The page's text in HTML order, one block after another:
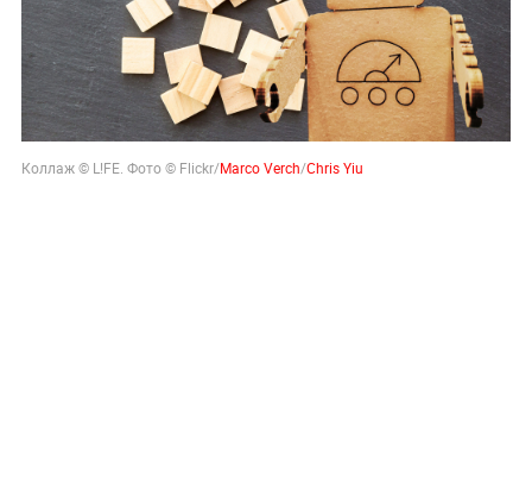
Коллаж © L!FE. Фото © Flickr/Marco Verch/Chris Yiu